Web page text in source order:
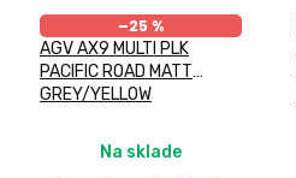
–25 %
AGV AX9 MULTI PLK
PACIFIC ROAD MATT
GREY/YELLOW
Na sklade